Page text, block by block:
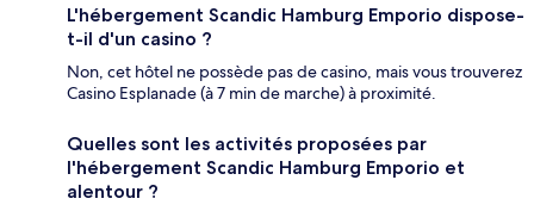
L'hébergement Scandic Hamburg Emporio dispose-
t-il d'un casino ?
Non, cet hôtel ne possède pas de casino, mais vous trouverez
Casino Esplanade (à 7 min de marche) à proximité.
Quelles sont les activités proposées par
l'hébergement Scandic Hamburg Emporio et
alentour ?